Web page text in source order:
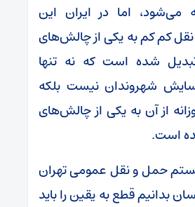
می‌شود، اما در ایران این
کم کم به یکی از چالش‌های
شده است که نه تنها
شهروندان نیست بلکه
از آن به یکی از چالش‌های
است.
حمل و نقل عمومی تهران
بدانیم قطع به یقین را باید